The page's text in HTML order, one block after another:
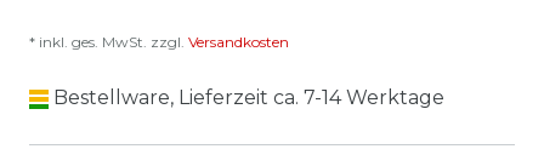
* inkl. ges. MwSt. zzgl. Versandkosten
Bestellware, Lieferzeit ca. 7-14 Werktage